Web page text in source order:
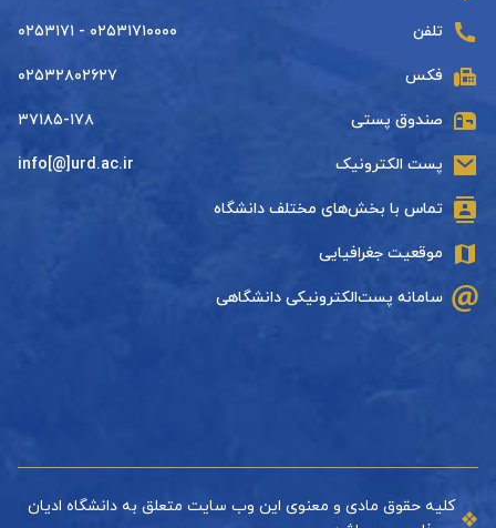
تلفن ۰۲۵۳۱۷۱۰۰۰۰ - ۰۲۵۳۱۷۱
فکس ۰۲۵۳۲۸۰۲۶۲۷
صندوق پستی ۳۷۱۸۵-۱۷۸
پست الکترونیک info[@]urd.ac.ir
تماس با بخش‌های مختلف دانشگاه
موقعیت جغرافیایی
سامانه پست‌الکترونیکی دانشگاهی
کلیه حقوق مادی و معنوی این وب سایت متعلق به دانشگاه ادیان